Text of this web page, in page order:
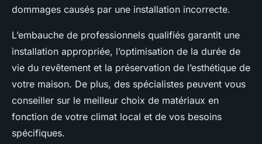
dommages causés par une installation incorrecte.
L’embauche de professionnels qualifiés garantit une
installation appropriée, l’optimisation de la durée de
vie du revêtement et la préservation de l’esthétique de
votre maison. De plus, des spécialistes peuvent vous
conseiller sur le meilleur choix de matériaux en
fonction de votre climat local et de vos besoins
spécifiques.